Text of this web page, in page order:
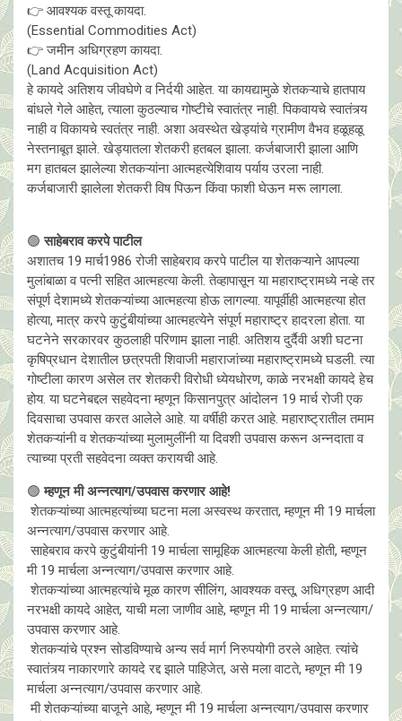
👉 आवश्यक वस्तू कायदा.
(Essential Commodities Act)
👉 जमीन अधिग्रहण कायदा.
(Land Acquisition Act)
हे कायदे अतिशय जीवघेणे व निर्दयी आहेत. या कायद्यामुळे शेतकऱ्याचे हातपाय
बांधले गेले आहेत, त्याला कुठल्याच गोष्टीचे स्वातंत्र नाही. पिकवायचे स्वातंत्र्य
नाही व विकायचे स्वतंत्र नाही. अशा अवस्थेत खेड्यांचे ग्रामीण वैभव हळूहळू
नेस्तनाबूत झाले. खेड्यातला शेतकरी हतबल झाला. कर्जबाजारी झाला आणि
मग हातबल झालेल्या शेतकऱ्यांना आत्महत्येशिवाय पर्याय उरला नाही.
कर्जबाजारी झालेला शेतकरी विष पिऊन किंवा फाशी घेऊन मरू लागला.
🟢साहेबराव करपे पाटील
अशातच 19 मार्च1986 रोजी साहेबराव करपे पाटील या शेतकऱ्याने आपल्या
मुलांबाळा व पत्नी सहित आत्महत्या केली. तेव्हापासून या महाराष्ट्रामध्ये नव्हे तर
संपूर्ण देशामध्ये शेतकऱ्यांच्या आत्महत्या होऊ लागल्या. यापूर्वीही आत्महत्या होत
होत्या, मात्र करपे कुटुंबीयांच्या आत्महत्येने संपूर्ण महाराष्ट्र हादरला होता. या
घटनेने सरकारवर कुठलाही परिणाम झाला नाही. अतिशय दुर्दैवी अशी घटना
कृषिप्रधान देशातील छत्रपती शिवाजी महाराजांच्या महाराष्ट्रामध्ये घडली. त्या
गोष्टीला कारण असेल तर शेतकरी विरोधी ध्येयधोरण, काळे नरभक्षी कायदे हेच
होय. या घटनेबद्दल सहवेदना म्हणून किसानपुत्र आंदोलन 19 मार्च रोजी एक
दिवसाचा उपवास करत आलेले आहे. या वर्षीही करत आहे. महाराष्ट्रातील तमाम
शेतकऱ्यांनी व शेतकऱ्यांच्या मुलामुलींनी या दिवशी उपवास करून अन्नदाता व
त्याच्या प्रती सहवेदना व्यक्त करायची आहे.
🟢म्हणून मी अन्नत्याग/उपवास करणार आहे!
शेतकऱ्यांच्या आत्महत्यांच्या घटना मला अस्वस्थ करतात, म्हणून मी 19 मार्चला
अन्नत्याग/उपवास करणार आहे.
साहेबराव करपे कुटुंबीयांनी 19 मार्चला सामूहिक आत्महत्या केली होती, म्हणून
मी 19 मार्चला अन्नत्याग/उपवास करणार आहे.
शेतकऱ्यांच्या आत्महत्यांचे मूळ कारण सीलिंग, आवश्यक वस्तू, अधिग्रहण आदी
नरभक्षी कायदे आहेत, याची मला जाणीव आहे, म्हणून मी 19 मार्चला अन्नत्याग/
उपवास करणार आहे.
शेतकऱ्यांचे प्रश्न सोडविण्याचे अन्य सर्व मार्ग निरुपयोगी ठरले आहेत. त्यांचे
स्वातंत्र्य नाकारणारे कायदे रद्द झाले पाहिजेत, असे मला वाटते, म्हणून मी 19
मार्चला अन्नत्याग/उपवास करणार आहे.
मी शेतकऱ्यांच्या बाजूने आहे, म्हणून मी 19 मार्चला अन्नत्याग/उपवास करणार